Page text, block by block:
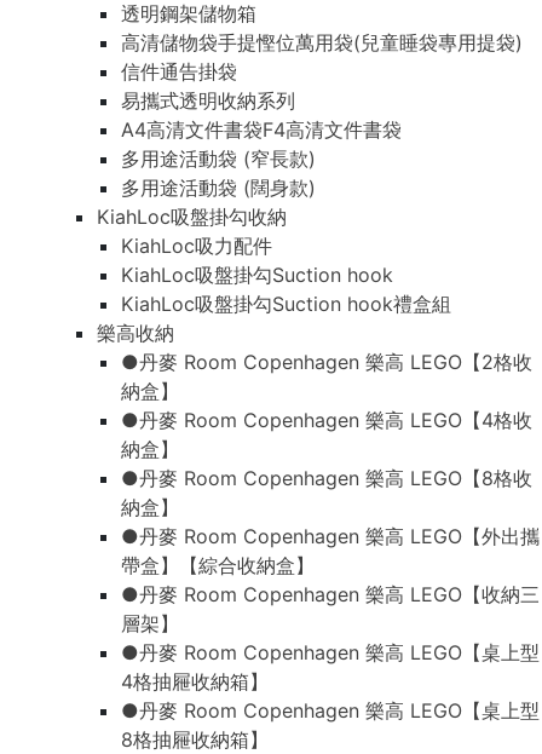
透明鋼架儲物箱
高清儲物袋手提慳位萬用袋(兒童睡袋專用提袋)
信件通告掛袋
易攜式透明收納系列
A4高清文件書袋F4高清文件書袋
多用途活動袋 (窄長款)
多用途活動袋 (闊身款)
KiahLoc吸盤掛勾收納
KiahLoc吸力配件
KiahLoc吸盤掛勾Suction hook
KiahLoc吸盤掛勾Suction hook禮盒組
樂高收納
●丹麥 Room Copenhagen 樂高 LEGO【2格收
納盒】
●丹麥 Room Copenhagen 樂高 LEGO【4格收
納盒】
●丹麥 Room Copenhagen 樂高 LEGO【8格收
納盒】
●丹麥 Room Copenhagen 樂高 LEGO【外出攜
帶盒】【綜合收納盒】
●丹麥 Room Copenhagen 樂高 LEGO【收納三
層架】
●丹麥 Room Copenhagen 樂高 LEGO【桌上型
4格抽屜收納箱】
●丹麥 Room Copenhagen 樂高 LEGO【桌上型
8格抽屜收納箱】
透明鋼架儲物箱
高清儲物袋手提慳位萬用袋(兒童睡袋專用提袋)
信件通告掛袋
易攜式透明收納系列
A4高清文件書袋F4高清文件書袋
多用途活動袋 (窄長款)
多用途活動袋 (闊身款)
KiahLoc吸盤掛勾收納
KiahLoc吸力配件
KiahLoc吸盤掛勾Suction hook
KiahLoc吸盤掛勾Suction hook禮盒組
樂高收納
●丹麥 Room Copenhagen 樂高 LEGO【2格收
納盒】
●丹麥 Room Copenhagen 樂高 LEGO【4格收
納盒】
●丹麥 Room Copenhagen 樂高 LEGO【8格收
納盒】
●丹麥 Room Copenhagen 樂高 LEGO【外出攜
帶盒】【綜合收納盒】
●丹麥 Room Copenhagen 樂高 LEGO【收納三
層架】
●丹麥 Room Copenhagen 樂高 LEGO【桌上型
4格抽屜收納箱】
●丹麥 Room Copenhagen 樂高 LEGO【桌上型
8格抽屜收納箱】